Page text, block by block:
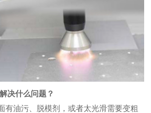
决什么问题？
有油污、脱模剂，或者太光滑需要变粗